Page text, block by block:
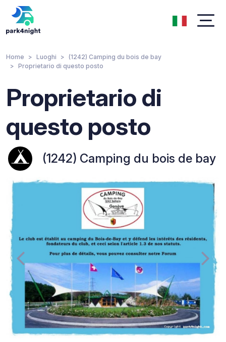
Home Luoghi
(1242) Camping du bois de bay
Proprietario di questo posto
Proprietario di
questo posto
(1242) Camping du bois de bay